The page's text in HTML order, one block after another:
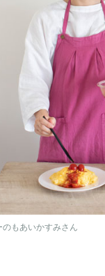
もあいかすみさん